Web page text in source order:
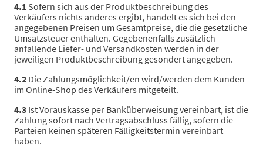
4.1 Sofern sich aus der Produktbeschreibung des
Verkäufers nichts anderes ergibt, handelt es sich bei den
angegebenen Preisen um Gesamtpreise, die die gesetzliche
Umsatzsteuer enthalten. Gegebenenfalls zusätzlich
anfallende Liefer- und Versandkosten werden in der
jeweiligen Produktbeschreibung gesondert angegeben.
4.2 Die Zahlungsmöglichkeit/en wird/werden dem Kunden
im Online-Shop des Verkäufers mitgeteilt.
4.3 Ist Vorauskasse per Banküberweisung vereinbart, ist die
Zahlung sofort nach Vertragsabschluss fällig, sofern die
Parteien keinen späteren Fälligkeitstermin vereinbart
haben.